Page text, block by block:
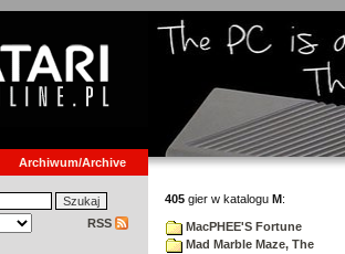
Archiwum/Archive
RSS
405 gier w katalogu M:
MacPHEE'S Fortune
Mad Marble Maze, The